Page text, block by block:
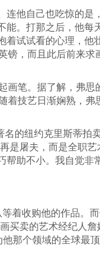
连他自己也吃惊的是
能。打那之后，他每
着试试看的心理，他
镑，而且此后前来求
笔。据了解，弗思
着技艺日渐娴熟，弗
的纽约克里斯蒂拍
是屠夫 ，而是全职
帮助不小。我自觉非
着收购他的作品。而
买卖的艺术经纪人詹
那个领域的全球最